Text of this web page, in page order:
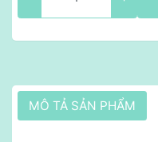
MÔ TẢ SẢN PHẨM